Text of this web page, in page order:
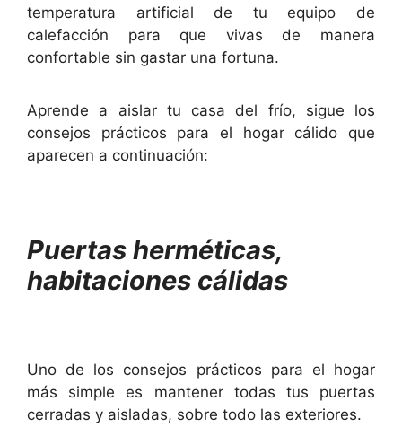
temperatura artificial de tu equipo de
calefacción para que vivas de manera
confortable sin gastar una fortuna.
Aprende a aislar tu casa del frío, sigue los
consejos prácticos para el hogar cálido que
aparecen a continuación:
Puertas herméticas,
habitaciones cálidas
Uno de los consejos prácticos para el hogar
más simple es mantener todas tus puertas
cerradas y aisladas, sobre todo las exteriores.